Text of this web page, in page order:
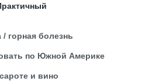
горная болезнь
по Южной Америке
и вино